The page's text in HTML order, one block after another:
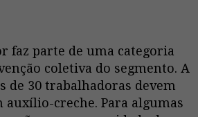
faz parte de uma categoria
coletiva do segmento. A
de 30 trabalhadoras devem
creche. Para algumas